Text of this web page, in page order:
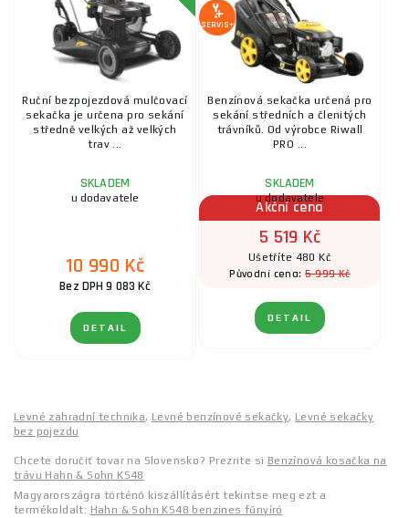
Ruční bezpojezdová mulčovací
sekačka je určena pro sekání
středně velkých až velkých
trav ...
SKLADEM
u dodavatele
10 990 Kč
Bez DPH 9 083 Kč
DETAIL
SERVIS+
Benzínová sekačka určená pro
sekání středních a členitých
trávníků. Od výrobce Riwall
PRO ...
SKLADEM
u dodavatele
Akční cena
5 519 Kč
Ušetříte 480 Kč
Původní cena:5 999 Kč
DETAIL
Levné zahradní technika, Levné benzínové sekačky, Levné sekačky
bez pojezdu
Chcete doručiť tovar na Slovensko? Prezrite si Benzínová kosačka na
trávu Hahn & Sohn KS48
Magyarországra történő kiszállításért tekintse meg ezt a
termékoldalt: Hahn & Sohn KS48 benzines fűnyíró